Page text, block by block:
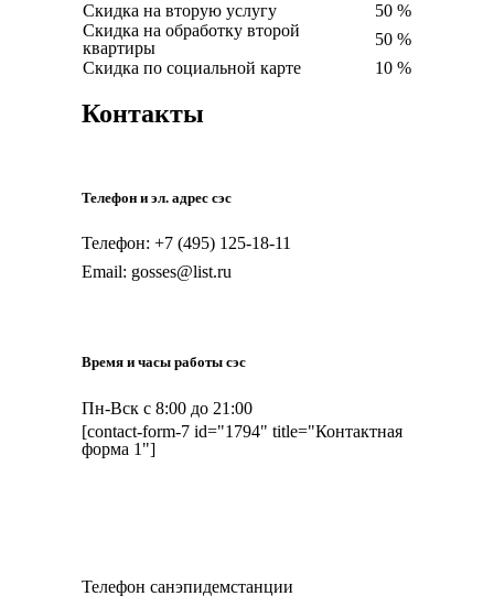
Скидка на вторую услугу
50 %
Скидка на обработку второй
квартиры
50 %
Скидка по социальной карте
10 %
Контакты
Телефон и эл. адрес сэс
Телефон: +7 (495) 125-18-11
Email: gosses@list.ru
Время и часы работы сэс
Пн-Вск с 8:00 до 21:00
[contact-form-7 id="1794" title="Контактная
форма 1"]
Телефон санэпидемстанции